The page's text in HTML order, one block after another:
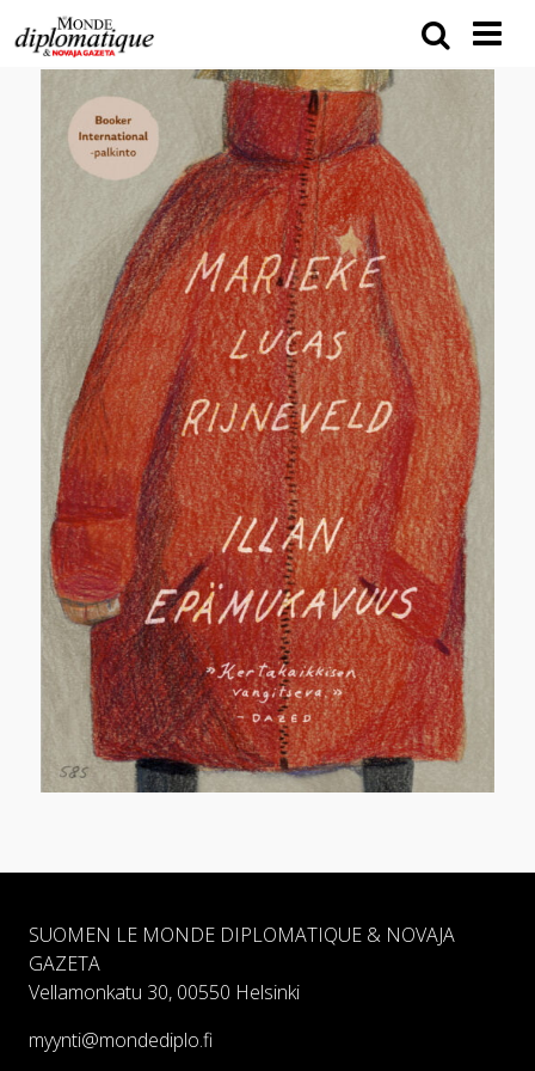
SUOMEN LE MONDE DIPLOMATIQUE & NOVAJA
GAZETA
Vellamonkatu 30, 00550 Helsinki
myynti@mondediplo.fi